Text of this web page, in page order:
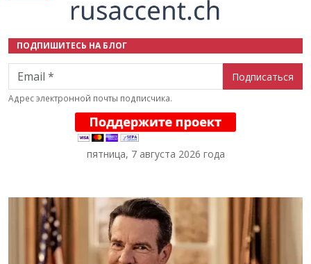
ПОДПИШИТЕСЬ НА БЛОГ
Email
Адрес электронной почты подписчика.
пятница, 7 августа 2026 года